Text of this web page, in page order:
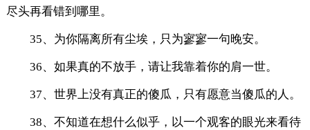
尽头再看错到哪里。
35、为你隔离所有尘埃，只为寥寥一句晚安。
36、如果真的不放手，请让我靠着你的肩一世。
37、世界上没有真正的傻瓜，只有愿意当傻瓜的人。
38、不知道在想什么似乎，以一个观客的眼光来看待